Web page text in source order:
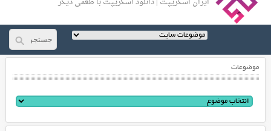
موضوعات